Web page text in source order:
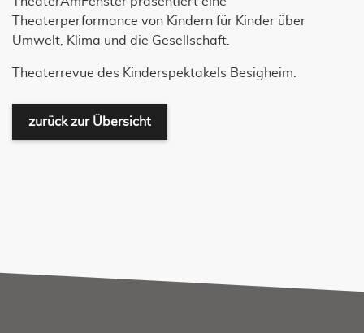
Theaterperformance von Kindern für Kinder über
Umwelt, Klima und die Gesellschaft.
Theaterrevue des Kinderspektakels Besigheim.
zurück zur Übersicht